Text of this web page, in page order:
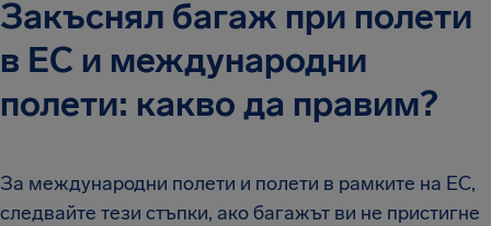
Закъснял багаж при полети
в ЕС и международни
полети: какво да правим?
За международни полети и полети в рамките на ЕС,
следвайте тези стъпки, ако багажът ви не пристигне